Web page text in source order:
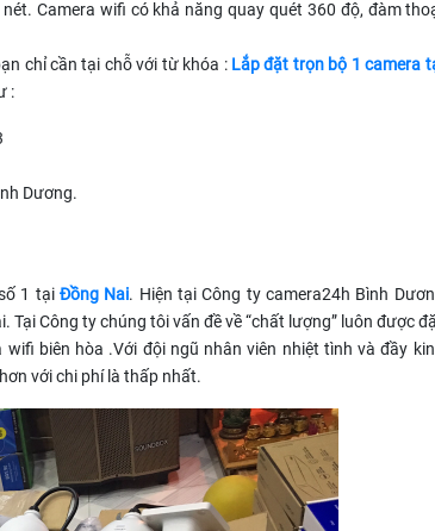
Camera wifi có khả năng quay quét 360 độ, đàm
chỉ cần tại chỗ với từ khóa : Lắp đặt trọn bộ 1 camera
:
Dương.
1 tại Đồng Nai. Hiện tại Công ty camera24h Bình
Công ty chúng tôi vấn đề về “chất lượng” luôn được
wifi biên hòa .Với đội ngũ nhân viên nhiệt tình và đầy
với chi phí là thấp nhất.